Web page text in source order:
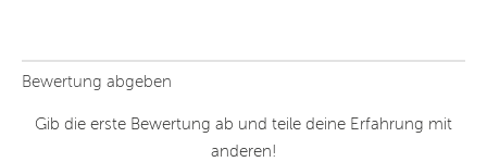
Bewertung abgeben
Gib die erste Bewertung ab und teile deine Erfahrung mit
anderen!